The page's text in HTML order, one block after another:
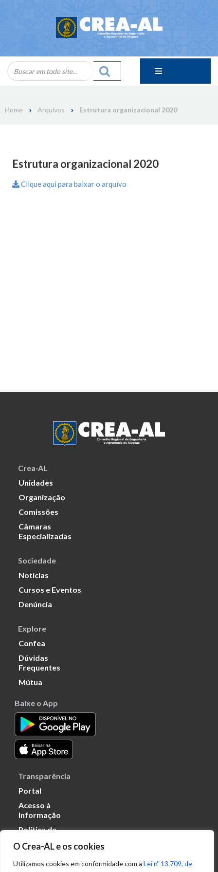
O Crea-AL e os cookies
Utilizamos cookies em conformidade com a Lei nº 13.709, de
Home Arquivos Estrutura organizacional 2020
Estrutura organizacional 2020
Clique aqui para baixar o arquivo
Crea-AL
Unidades
Organização
Comissões
Câmaras
Especializadas
Sociedade
Notícias
Cursos e Eventos
Denúncia
Explore
Confea
Dúvidas
Frequentes
Mútua
Baixe o App
Transparência
Portal
Acesso à
Informação
Política de
Dados